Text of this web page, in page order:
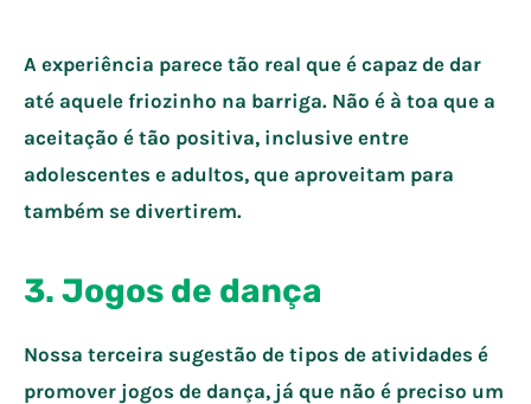
A experiência parece tão real que é capaz de dar
até aquele friozinho na barriga. Não é à toa que a
aceitação é tão positiva, inclusive entre
adolescentes e adultos, que aproveitam para
também se divertirem.
3. Jogos de dança
Nossa terceira sugestão de tipos de atividades é
promover jogos de dança, já que não é preciso um